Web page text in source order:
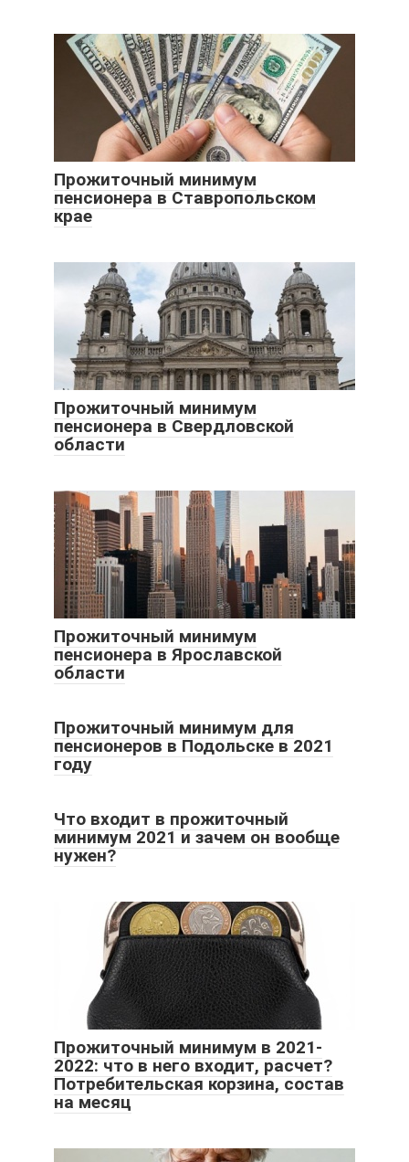
Прожиточный минимум
пенсионера в Ставропольском
крае
Прожиточный минимум
пенсионера в Свердловской
области
Прожиточный минимум
пенсионера в Ярославской
области
Прожиточный минимум для
пенсионеров в Подольске в 2021
году
Что входит в прожиточный
минимум 2021 и зачем он вообще
нужен?
Прожиточный минимум в 2021-
2022: что в него входит, расчет?
Потребительская корзина, состав
на месяц